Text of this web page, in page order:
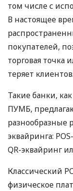
том числе с
В настоящее
покупателей,
торговая точка
теряет клиентов.
Такие банки,
ПУМБ,
разнообразные
эквайринга:
QR-эквайринг
Классический
физическое